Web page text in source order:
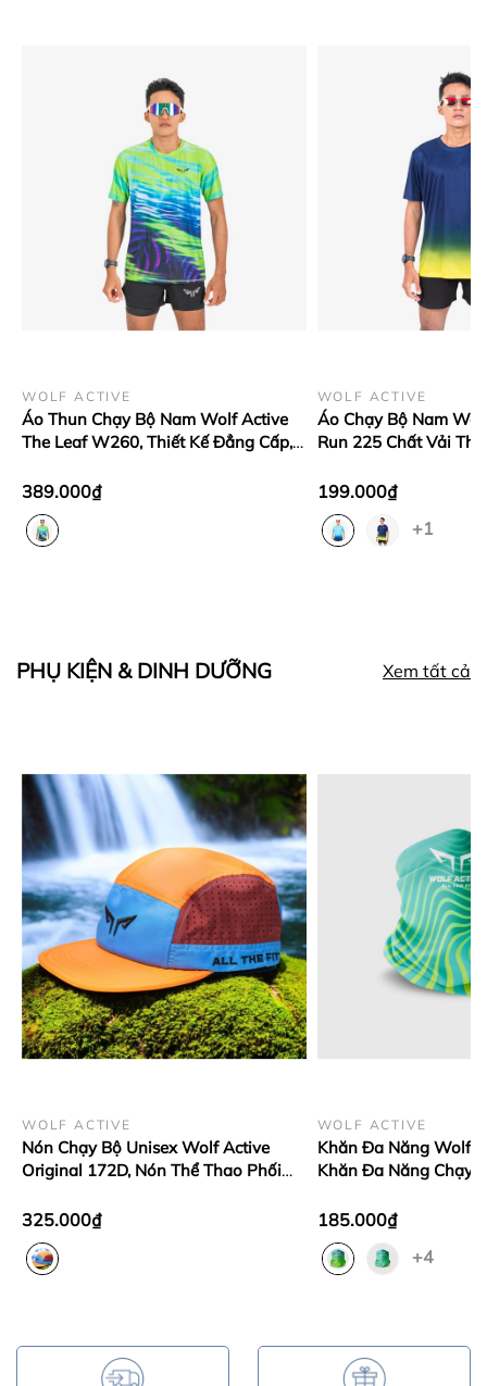
WOLF ACTIVE
Áo Thun Chạy Bộ Nam Wolf Active
The Leaf W260, Thiết Kế Đẳng Cấp,
389.000₫
WOLF ACTIVE
Áo Chạy Bộ Nam
Run 225 Chất Vải
199.000₫
+1
PHỤ KIỆN & DINH DƯỠNG Xem tất cả
WOLF ACTIVE
Nón Chạy Bộ Unisex Wolf Active
Original 172D, Nón Thể Thao Phối
325.000₫
WOLF ACTIVE
Khăn Đa Năng Wolf
Khăn Đa Năng Chạy
185.000₫
+4